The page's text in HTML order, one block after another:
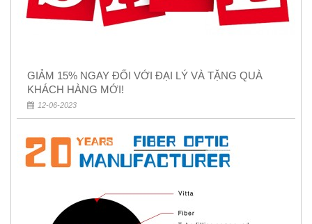
GIẢM 15% NGAY ĐỐI VỚI ĐẠI LÝ VÀ TẶNG QUÀ
KHÁCH HÀNG MỚI!
12-06-2023